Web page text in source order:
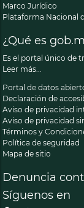
Marco Jurídico
Plataforma Nacional
¿Qué es
Es el portal único de
Leer más...
Portal de datos
Declaración de
Aviso de privacidad
Aviso de privacidad
Términos y
Política de seguridad
Mapa de sitio
Denuncia
Síguenos en